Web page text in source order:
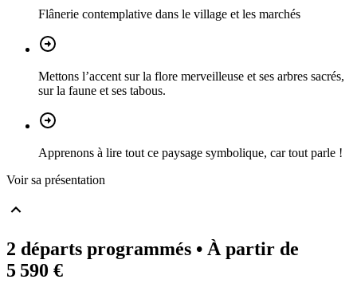
Flânerie contemplative dans le village et les marchés
Mettons l’accent sur la flore merveilleuse et ses arbres sacrés,
sur la faune et ses tabous.
Apprenons à lire tout ce paysage symbolique, car tout parle !
Voir sa présentation
2 départs programmés • À partir de
5 590 €